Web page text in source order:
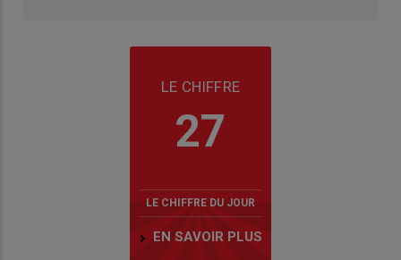
LE CHIFFRE
27
LE CHIFFRE DU JOUR
EN SAVOIR PLUS